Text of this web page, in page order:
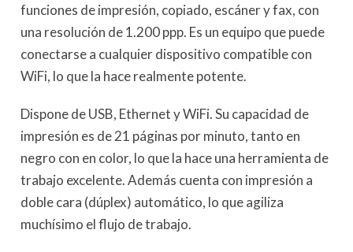
funciones de impresión, copiado, escáner y fax, con
una resolución de 1.200 ppp. Es un equipo que puede
conectarse a cualquier dispositivo compatible con
WiFi, lo que la hace realmente potente.
Dispone de USB, Ethernet y WiFi. Su capacidad de
impresión es de 21 páginas por minuto, tanto en
negro con en color, lo que la hace una herramienta de
trabajo excelente. Además cuenta con impresión a
doble cara (dúplex) automático, lo que agiliza
muchísimo el flujo de trabajo.